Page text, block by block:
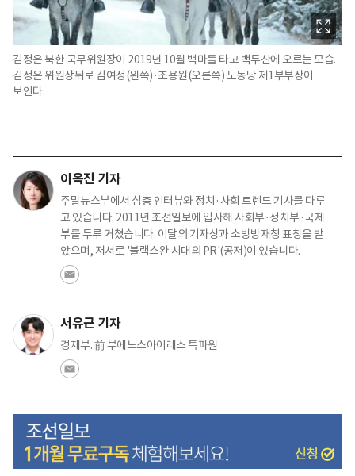
김정은 북한 국무위원장이 2019년 10월 백마를 타고 백두산에 오르는 모습.
김정은 위원장뒤로 김여정(왼쪽)·조용원(오른쪽) 노동당 제1부부장이
보인다.
이옥진 기자
주말뉴스부에서 심층 인터뷰와 정치·사회 트렌드 기사를 다루
고 있습니다. 2011년 조선일보에 입사해 사회부·정치부·국제
부를 두루 거쳤습니다. 이달의 기자상과 소방방재청 표창을 받
았으며, 저서로 '블랙스완 시대의 PR'(공저)이 있습니다.
서유근 기자
경제부. 前 부에노스아이레스 특파원